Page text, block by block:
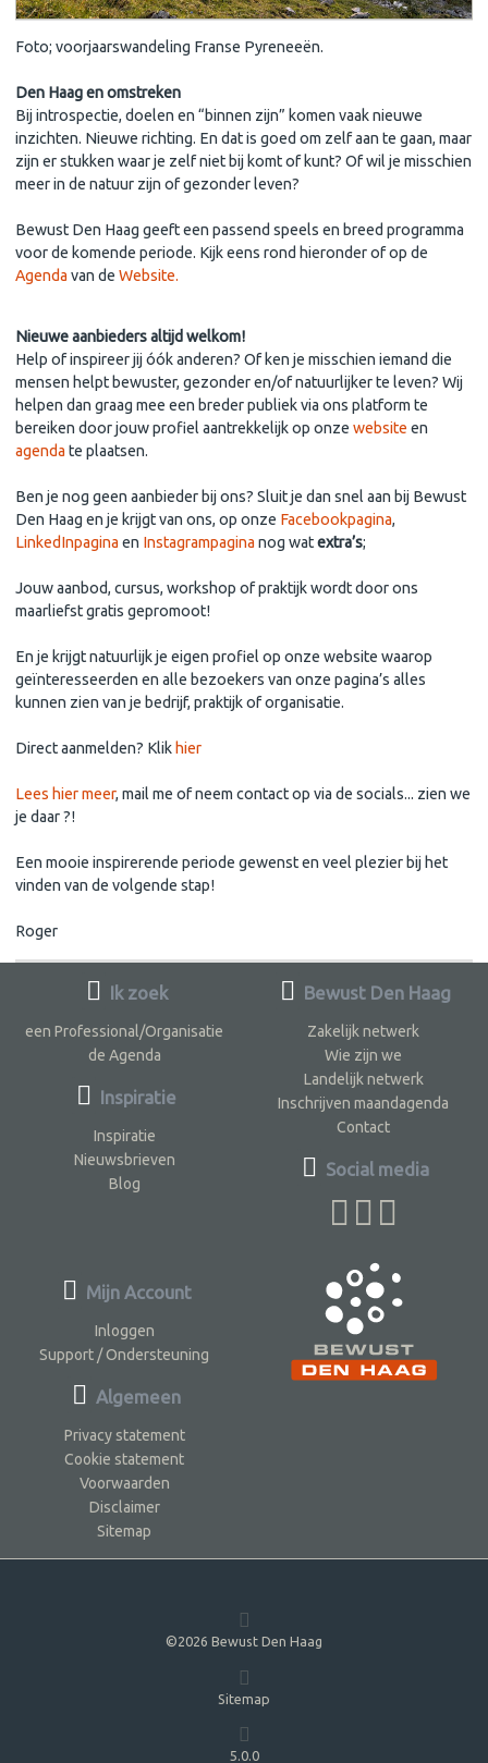
Foto; voorjaarswandeling Franse Pyreneeën.
Den Haag en omstreken
Bij introspectie, doelen en “binnen zijn” komen vaak nieuwe
inzichten. Nieuwe richting. En dat is goed om zelf aan te gaan, maar
zijn er stukken waar je zelf niet bij komt of kunt? Of wil je misschien
meer in de natuur zijn of gezonder leven?
Bewust Den Haag geeft een passend speels en breed programma
voor de komende periode. Kijk eens rond hieronder of op de
Agenda van de Website.
Nieuwe aanbieders altijd welkom!
Help of inspireer jij óók anderen? Of ken je misschien iemand die
mensen helpt bewuster, gezonder en/of natuurlijker te leven? Wij
helpen dan graag mee een breder publiek via ons platform te
bereiken door jouw profiel aantrekkelijk op onze website en
agenda te plaatsen.
Ben je nog geen aanbieder bij ons? Sluit je dan snel aan bij Bewust
Den Haag en je krijgt van ons, op onze Facebookpagina,
LinkedInpagina en Instagrampagina nog watextra’s;
Jouw aanbod, cursus, workshop of praktijk wordt door ons
maarliefst gratis gepromoot!
En je krijgt natuurlijk je eigen profiel op onze website waarop
geïnteresseerden en alle bezoekers van onze pagina’s alles
kunnen zien van je bedrijf, praktijk of organisatie.
Direct aanmelden? Klik hier
Lees hier meer, mail me of neem contact op via de socials... zien we
je daar ?!
Een mooie inspirerende periode gewenst en veel plezier bij het
vinden van de volgende stap!
Roger
Ik zoek
een Professional/Organisatie
de Agenda
Inspiratie
Inspiratie
Nieuwsbrieven
Blog
Bewust Den Haag
Zakelijk netwerk
Wie zijn we
Landelijk netwerk
Inschrijven maandagenda
Contact
Social media
Mijn Account
Inloggen
Support / Ondersteuning
Algemeen
Privacy statement
Cookie statement
Voorwaarden
Disclaimer
Sitemap
©2026 Bewust Den Haag
Sitemap
5.0.0